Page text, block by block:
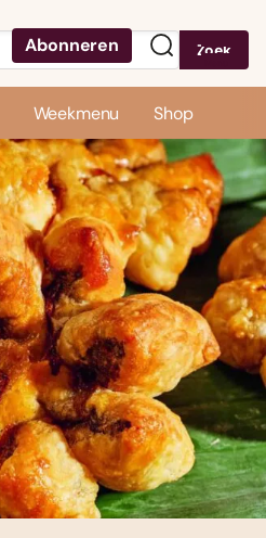
Abonneren Zoek
Weekmenu Shop